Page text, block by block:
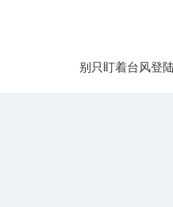
别只盯着台风登